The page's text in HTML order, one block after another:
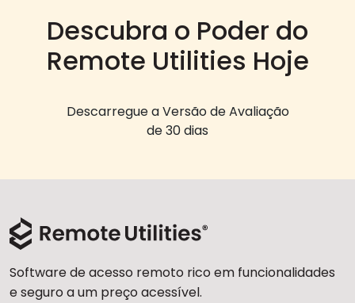
Descubra o Poder do
Remote Utilities Hoje
Descarregue a Versão de Avaliação
de 30 dias
Software de acesso remoto rico em funcionalidades
e seguro a um preço acessível.